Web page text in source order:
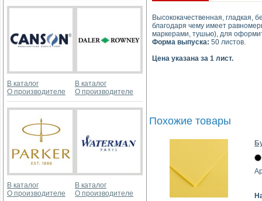
В каталог
О производителе
В каталог
О производителе
В каталог
О производителе
В каталог
О производителе
Высококачественная, гладкая,
благодаря чему имеет
маркерами, тушью), для
Форма выпуска: 50 листов.
Цена указана за 1 лист.
Похожие товары